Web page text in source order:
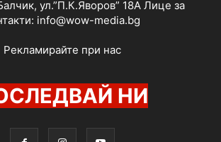
ул.”П.К.Яворов” 18А Лице за
info@wow-media.bg
Рекламирайте при нас
НИ